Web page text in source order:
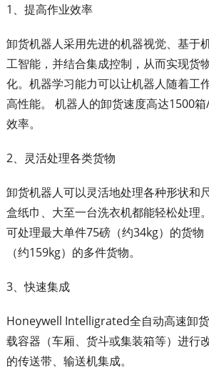
1、提高作业效率
卸货机器人采用先进的机器视觉、基于
工智能，并结合集成控制，从而实现货
化。机器学习能力可以让机器人随着工
高性能。 机器人的卸货速度高达1500
效率。
2、灵活处理各类货物
卸货机器人可以灵活地处理各种形状和
盒纸巾、大至一台洗衣机都能轻松处理
可处理最大单件75磅（约34kg）的货物
（约159kg）的多件货物。
3、快速集成
Honeywell Intelligrated全自动高速卸
载容器（车厢、货斗或集装箱等）进行
的传送带、输送机集成。